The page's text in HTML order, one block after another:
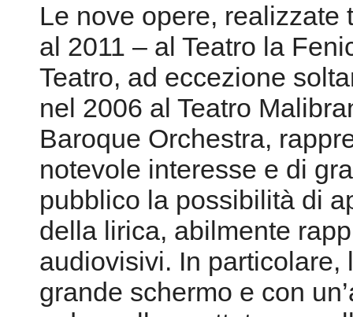
Le nove opere, realizzate
al 2011 – al Teatro la
Teatro, ad eccezione
nel 2006 al Teatro
Baroque Orchestra,
notevole interesse e di
pubblico la possibilità di
della lirica, abilmente
audiovisivi. In particolare,
grande schermo e con